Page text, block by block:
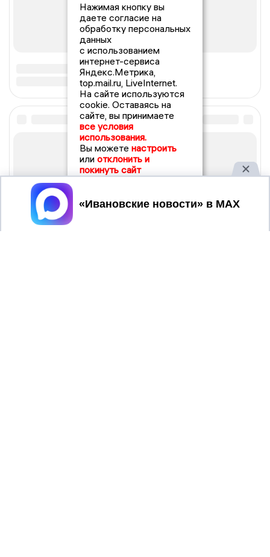
Нажимая кнопку вы
даете согласие на
обработку персональных
данных
с использованием
интернет-сервиса
Яндекс.Метрика,
top.mail.ru, LiveInternet.
На сайте используются
cookie. Оставаясь на
сайте, вы принимаете
все условия
использования.
Вы можете настроить
или отклонить и
покинуть сайт
Принять